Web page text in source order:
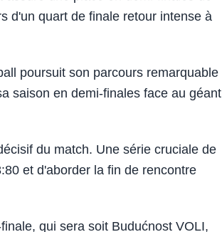
d'un quart de finale retour intense à
poursuit son parcours remarquable
saison en demi-finales face au géant
du match. Une série cruciale de
et d'aborder la fin de rencontre
qui sera soit Budućnost VOLI,